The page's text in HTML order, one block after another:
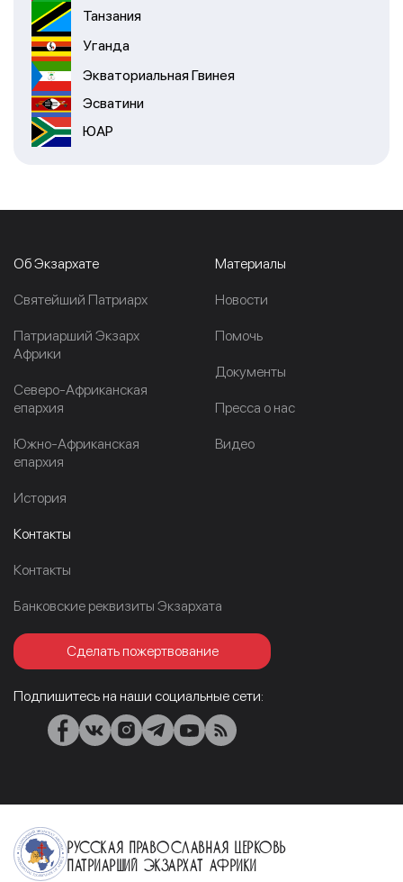
Танзания
Уганда
Экваториальная Гвинея
Эсватини
ЮАР
Об Экзархате
Cвятейший Патриарх
Патриарший Экзарх
Африки
Северо-Африканская
епархия
Южно-Африканская
епархия
История
Материалы
Новости
Помочь
Документы
Пресса о нас
Видео
Контакты
Контакты
Банковские реквизиты Экзархата
Сделать пожертвование
Подпишитесь на наши социальные сети:
Русская Православная Церковь
Патриарший Экзархат Африки